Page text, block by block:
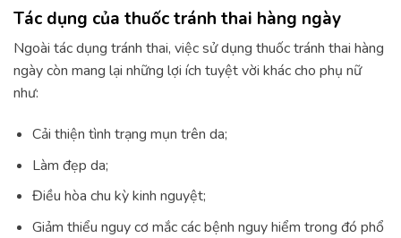
Tác dụng của thuốc tránh thai hàng ngày
Ngoài tác dụng tránh thai, việc sử dụng thuốc tránh thai hàng
ngày còn mang lại những lợi ích tuyệt vời khác cho phụ nữ
như:
Cải thiện tình trạng mụn trên da;
Làm đẹp da;
Điều hòa chu kỳ kinh nguyệt;
Giảm thiểu nguy cơ mắc các bệnh nguy hiểm trong đó phổ